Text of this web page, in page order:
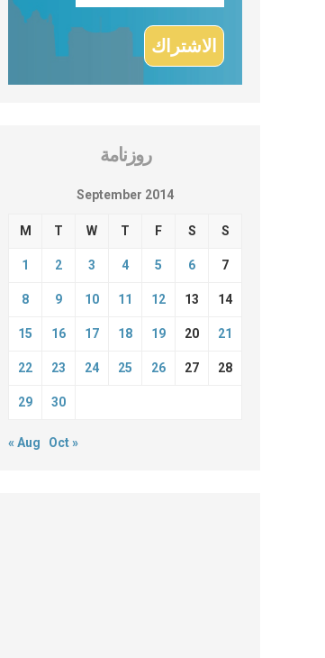
روزنامة
September 2014
M T W T F S S
1 2 3 4 5 6 7
8 9 10 11 12 13 14
15 16 17 18 19 20 21
22 23 24 25 26 27 28
29 30
« Aug Oct »